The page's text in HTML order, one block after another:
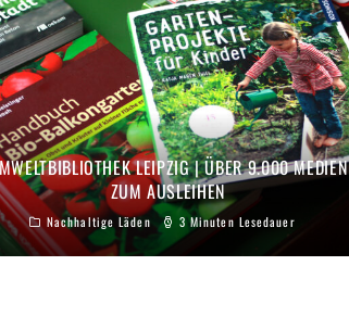
LEIPZIG | ÜBER 9.000 MEDIEN
ZUM AUSLEIHEN
Nachhaltige Läden 3 Minuten Lesedauer